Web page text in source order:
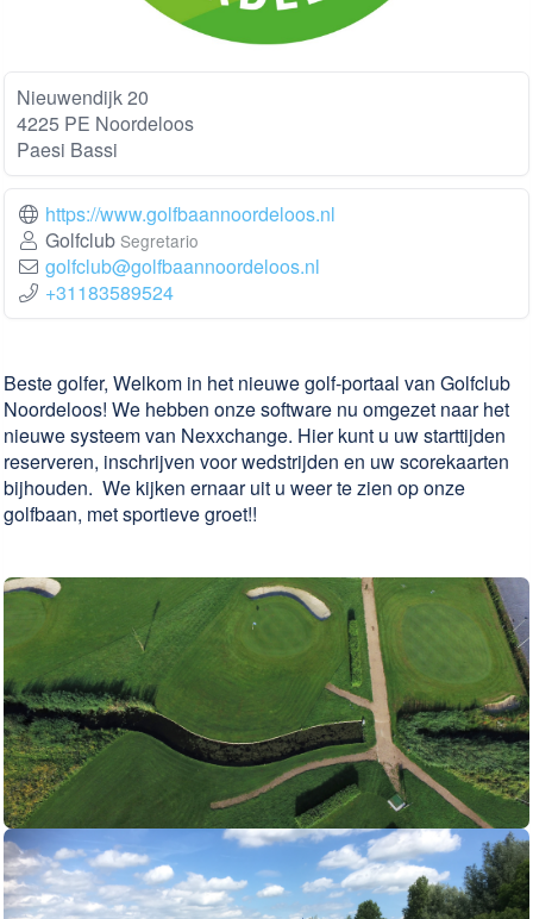
Nieuwendijk 20
4225 PE Noordeloos
Paesi Bassi
https://www.golfbaannoordeloos.nl
Golfclub Segretario
golfclub@golfbaannoordeloos.nl
+31183589524
Beste golfer, Welkom in het nieuwe golf-portaal van Golfclub
Noordeloos! We hebben onze software nu omgezet naar het
nieuwe systeem van Nexxchange. Hier kunt u uw starttijden
reserveren, inschrijven voor wedstrijden en uw scorekaarten
bijhouden. We kijken ernaar uit u weer te zien op onze
golfbaan, met sportieve groet!!